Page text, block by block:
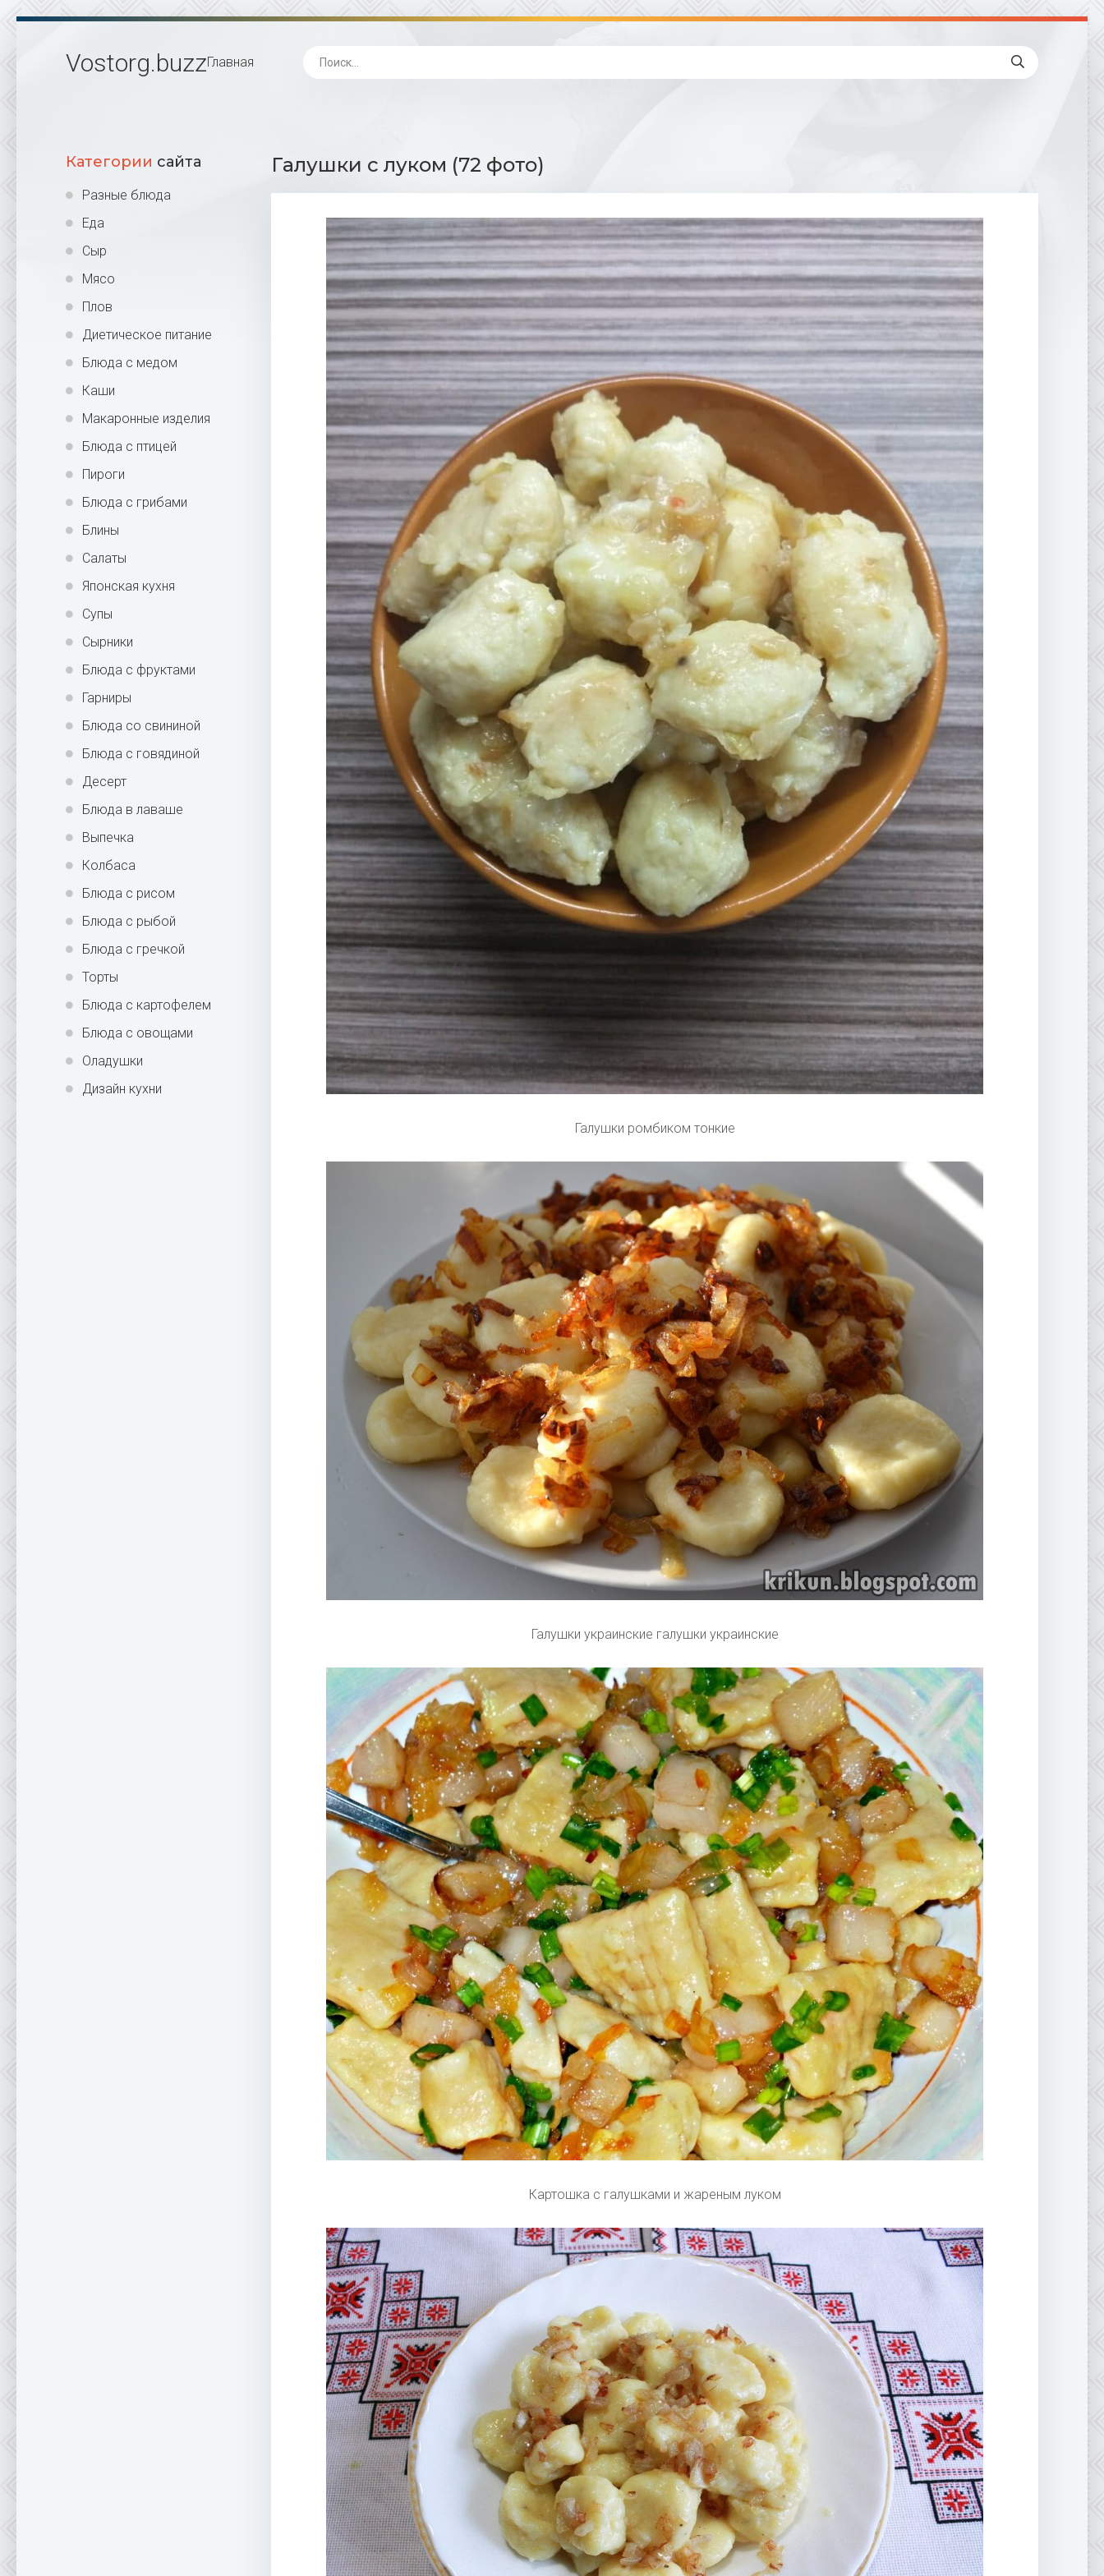
Vostorg.buzzГлавная
Категории сайта
Разные блюда
Еда
Сыр
Мясо
Плов
Диетическое питание
Блюда с медом
Каши
Макаронные изделия
Блюда с птицей
Пироги
Блюда с грибами
Блины
Салаты
Японская кухня
Супы
Сырники
Блюда с фруктами
Гарниры
Блюда со свининой
Блюда с говядиной
Десерт
Блюда в лаваше
Выпечка
Колбаса
Блюда с рисом
Блюда с рыбой
Блюда с гречкой
Торты
Блюда с картофелем
Блюда с овощами
Оладушки
Дизайн кухни
Галушки с луком (72 фото)
Галушки ромбиком тонкие
Галушки украинские галушки украинские
Картошка с галушками и жареным луком